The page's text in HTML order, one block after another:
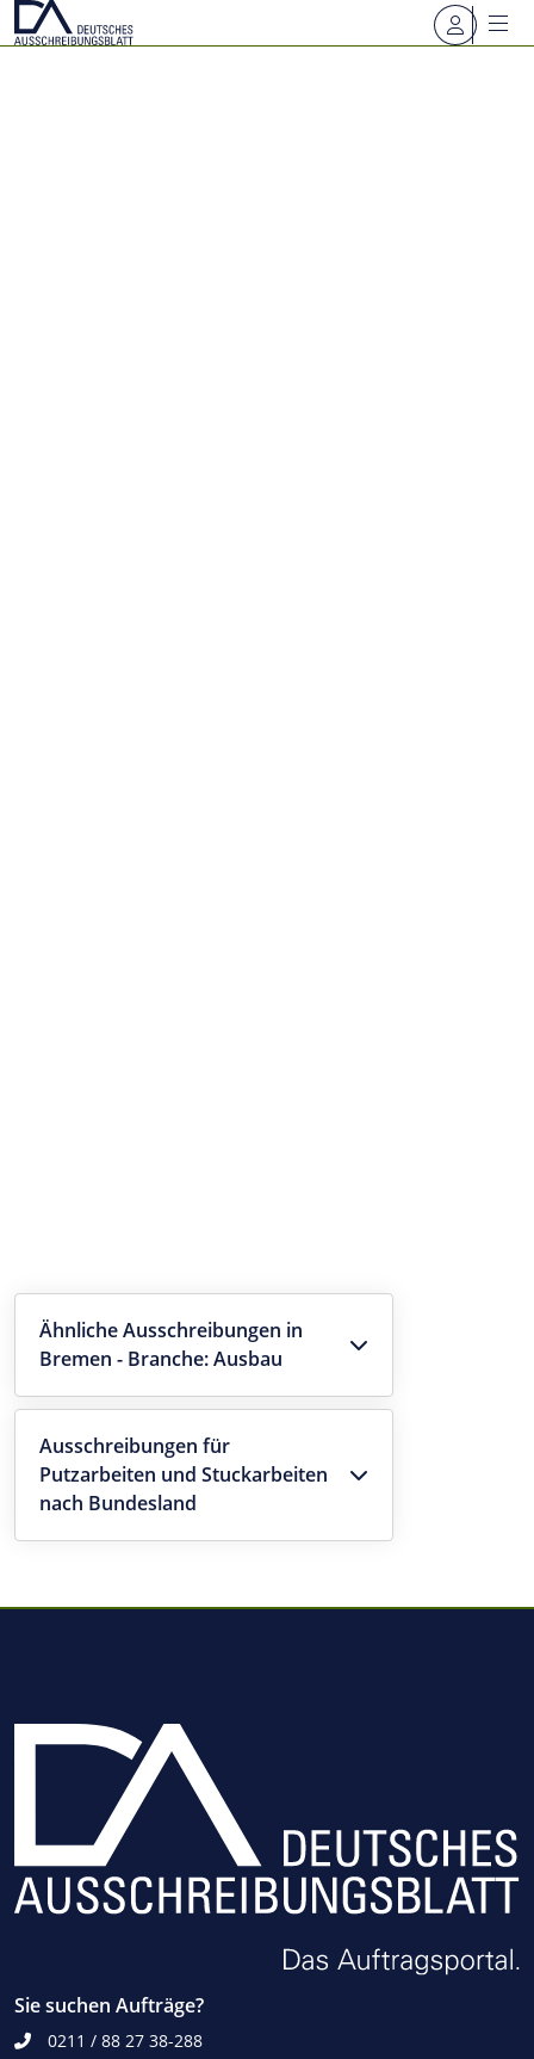
Ähnliche Ausschreibungen in
Bremen - Branche: Ausbau
Ausschreibungen für
Putzarbeiten und Stuckarbeiten
nach Bundesland
Sie suchen Aufträge?
0211 / 88 27 38-288